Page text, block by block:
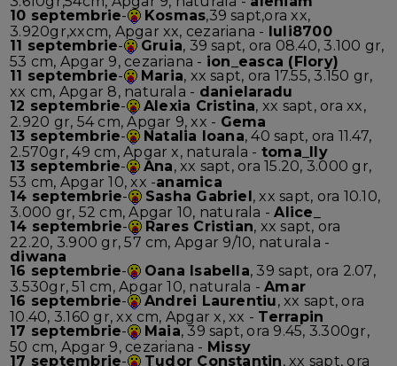
10 septembrie- Kosmas,39 sapt,ora xx,
3.920gr,xxcm, Apgar xx, cezariana - Iuli8700
11 septembrie- Gruia, 39 sapt, ora 08.40, 3.100 gr,
53 cm, Apgar 9, cezariana - ion_easca (Flory)
11 septembrie- Maria, xx sapt, ora 17.55, 3.150 gr,
xx cm, Apgar 8, naturala - danielaradu
12 septembrie- Alexia Cristina, xx sapt, ora xx,
2.920 gr, 54 cm, Apgar 9, xx - Gema
13 septembrie- Natalia Ioana, 40 sapt, ora 11.47,
2.570gr, 49 cm, Apgar x, naturala - toma_lly
13 septembrie- Ana, xx sapt, ora 15.20, 3.000 gr,
53 cm, Apgar 10, xx -anamica
14 septembrie- Sasha Gabriel, xx sapt, ora 10.10,
3.000 gr, 52 cm, Apgar 10, naturala -Alice_
14 septembrie- Rares Cristian, xx sapt, ora
22.20, 3.900 gr, 57 cm, Apgar 9/10, naturala -
diwana
16 septembrie- Oana Isabella, 39 sapt, ora 2.07,
3.530gr, 51 cm, Apgar 10, naturala -Amar
16 septembrie- Andrei Laurentiu, xx sapt, ora
10.40, 3.160 gr, xx cm, Apgar x, xx - Terrapin
17 septembrie- Maia, 39 sapt, ora 9.45, 3.300gr,
50 cm, Apgar 9, cezariana - Missy
17 septembrie- Tudor Constantin, xx sapt, ora